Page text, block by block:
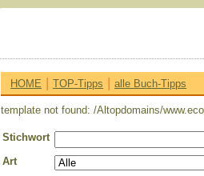
HOME | TOP-Tipps | alle Buch-Tipps
template not found: /Altopdomains/
Stichwort
Art